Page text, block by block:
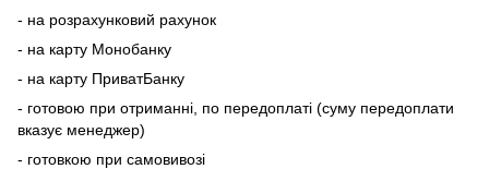
- на розрахунковий рахунок
- на карту Монобанку
- на карту ПриватБанку
- готовою при отриманні, по передоплаті (суму передоплати
вказує менеджер)
- готовкою при самовивозі